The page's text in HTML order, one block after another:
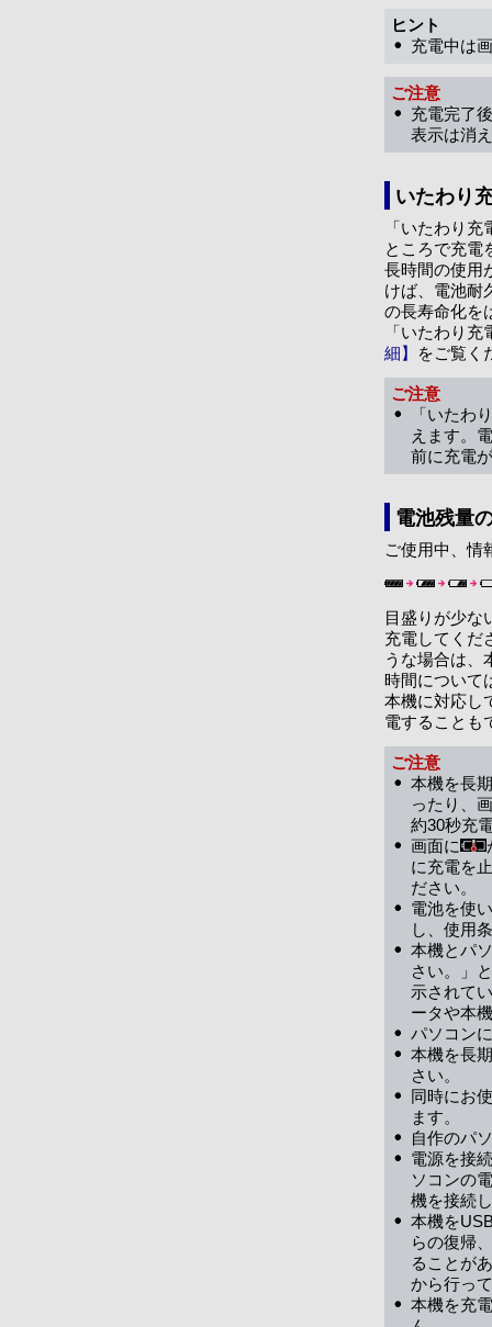
ヒント
充電中は
ご注意
充電完了
表示は消
いたわり
「いたわり
ところで充電
長時間の使用
けば、電池耐
の長寿命化を
「いたわり
細】
をご覧く
ご注意
「いたわ
えます。
前に充電
電池残量
ご使用中、情
目盛りが少な
充電してくだ
うな場合は、
時間について
本機に対応し
電することも
ご注意
本機を長
ったり、
約30秒充
画面に
に充電を
ださい。
電池を使
し、使用
本機とパ
さい。」
示されて
ータや本
パソコン
本機を長
さい。
同時にお
ます。
自作のパ
電源を接
ソコンの
機を接続
本機を
らの復帰
ることが
から行っ
本機を充